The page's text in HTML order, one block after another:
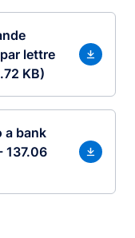
lettre
KB)
a bank
137.06